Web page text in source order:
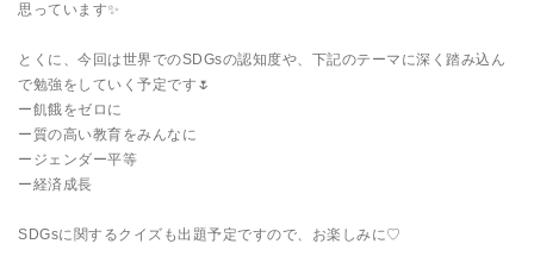
思っています✨
とくに、今回は世界でのSDGsの認知度や、下記のテーマに深く踏み込ん
で勉強をしていく予定です🌷
ー飢餓をゼロに
ー質の高い教育をみんなに
ージェンダー平等
ー経済成長
SDGsに関するクイズも出題予定ですので、お楽しみに♡